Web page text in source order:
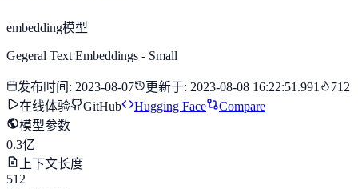
embedding模型
Gegeral Text Embeddings - Small
发布时间 : 2023-08-07 更新于: 2023-08-08 16:22:51.991
712
在线体验
GitHub Hugging Face
Compare
模型参数
0.3亿
上下文长度
512